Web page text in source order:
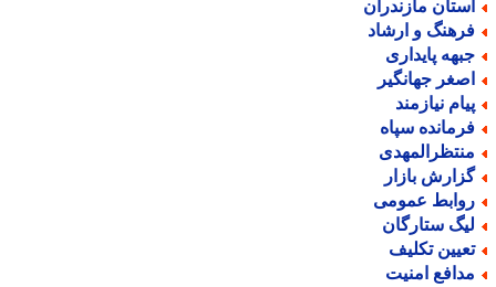
مازندران
و ارشاد
پایداری
جهانگیر
نیازمند
سپاه
بازار
عمومی
ستارگان
تکلیف
امنیت